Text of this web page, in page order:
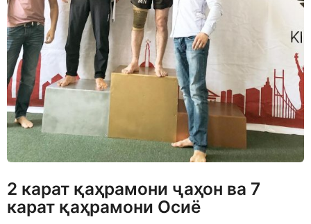
2 карат қаҳрамони ҷаҳон ва 7
карат қаҳрамони Осиё